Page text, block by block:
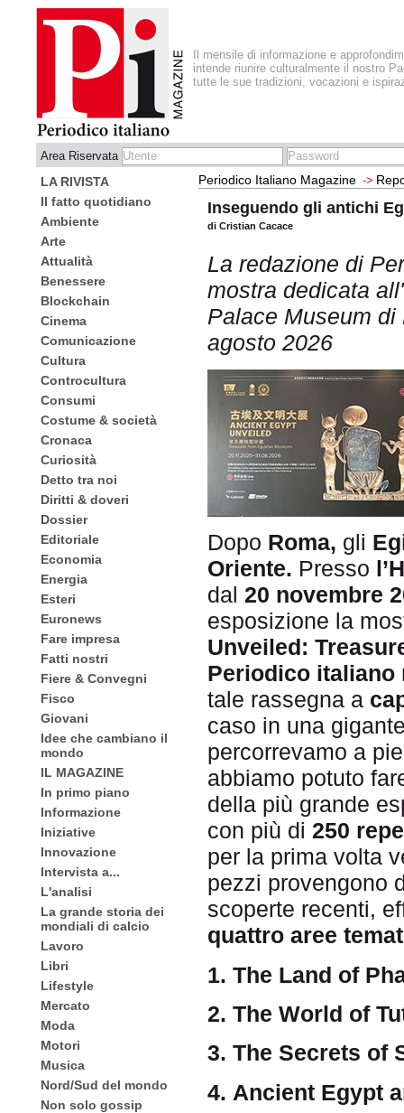
Il mensile di informazione e
intende riunire culturalmente il nostro
tutte le sue tradizioni, vocazioni e
Area Riservata
LA RIVISTA
Il fatto quotidiano
Ambiente
Arte
Attualità
Benessere
Blockchain
Cinema
Comunicazione
Cultura
Controcultura
Consumi
Costume & società
Cronaca
Curiosità
Detto tra noi
Diritti & doveri
Dossier
Editoriale
Economia
Energia
Esteri
Euronews
Fare impresa
Fatti nostri
Fiere & Convegni
Fisco
Giovani
Idee che cambiano il
mondo
IL MAGAZINE
In primo piano
Informazione
Iniziative
Innovazione
Intervista a...
L'analisi
La grande storia dei
mondiali di calcio
Lavoro
Libri
Lifestyle
Mercato
Moda
Motori
Musica
Nord/Sud del mondo
Non solo gossip
Periodico Italiano Magazine ->
Inseguendo gli antichi
di Cristian Cacace
La redazione di
mostra dedicata
Palace Museum
agosto 2026
Dopo Roma, gli
Oriente. Presso
dal 20 novembre
esposizione la
Unveiled:
Periodico italiano
tale rassegna a
caso in una
percorrevamo a
abbiamo potuto
della più grande
con più di 250
per la prima volta
pezzi provengono
scoperte recenti,
quattro aree
1. The Land of
2. The World of
3. The Secrets of
4. Ancient Egypt